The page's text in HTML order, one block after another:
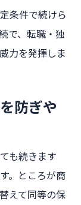
条件で続けら
で、転職・独
力を発揮しま
防ぎや
も続きます
。ところが商
えて同等の保